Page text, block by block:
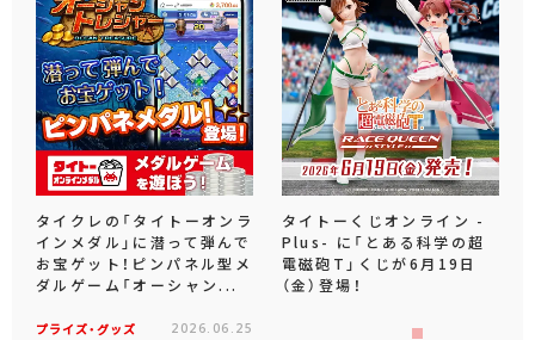
タイクレの「タイトーオンラ
インメダル」に潜って弾んで
お宝ゲット！ピンパネル型メ
ダルゲーム「オーシャン...
プライズ・グッズ 2026.06.25
タイトーくじオンライン -
Plus- に「とある科学の超
電磁砲T」くじが6月19日
（金）登場！